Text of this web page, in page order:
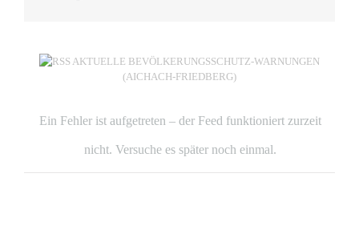
AKTUELLE BEVÖLKERUNGSSCHUTZ-WARNUNGEN
(AICHACH-FRIEDBERG)
Ein Fehler ist aufgetreten – der Feed funktioniert zurzeit
nicht. Versuche es später noch einmal.